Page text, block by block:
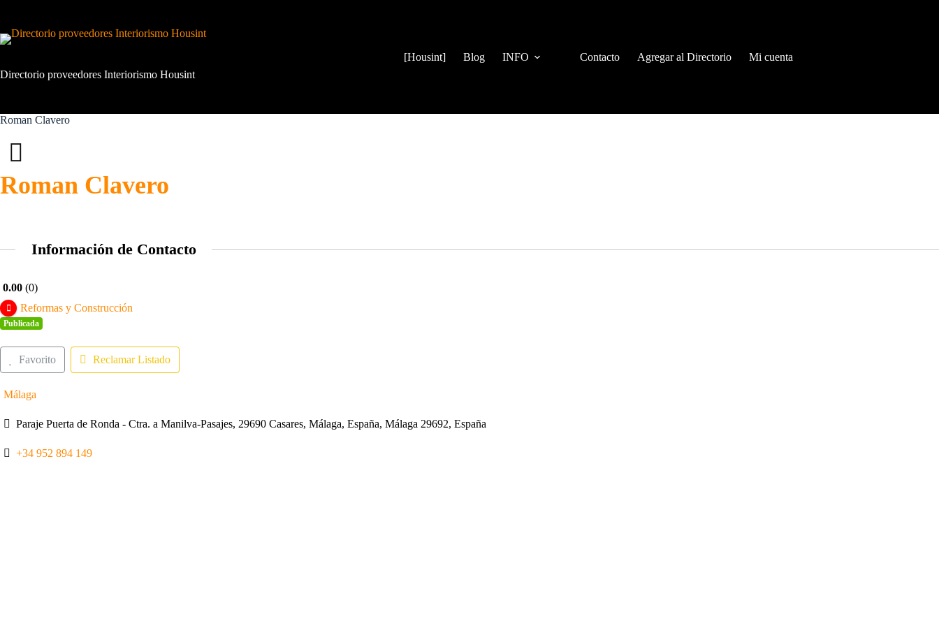
contenido
Directorio proveedores Interiorismo Housint
[Housint] Blog INFO Contacto Agregar al Directorio Mi cuenta
Roman Clavero
Roman Clavero
Información de Contacto
0.00 0
Reformas y Construcción
Publicada
Favorito Reclamar Listado
Málaga
Paraje Puerta de Ronda - Ctra. a Manilva-Pasajes, 29690 Casares, Málaga, España, Málaga 29692, España
+34 952 894 149